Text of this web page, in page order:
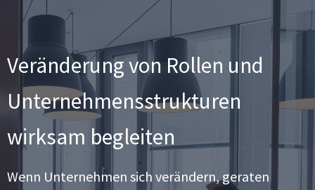
Veränderung von Rollen und
Unternehmensstrukturen
wirksam begleiten
Wenn Unternehmen sich verändern, geraten